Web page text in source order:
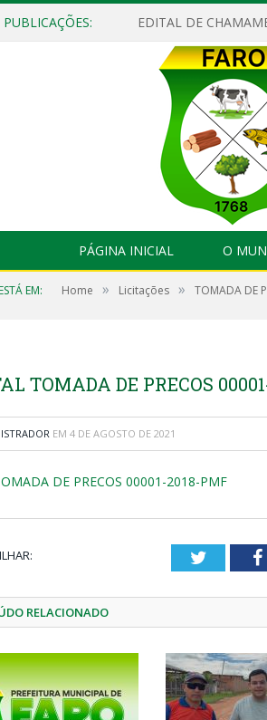
EDITAL DE
PÁGINA INICIAL O
EM: Home » Licitações » TOMADA DE
TOMADA DE PRECOS
EM 4 DE AGOSTO DE 2021
DE PRECOS 00001-2018-PMF
Twitter
RELACIONADO